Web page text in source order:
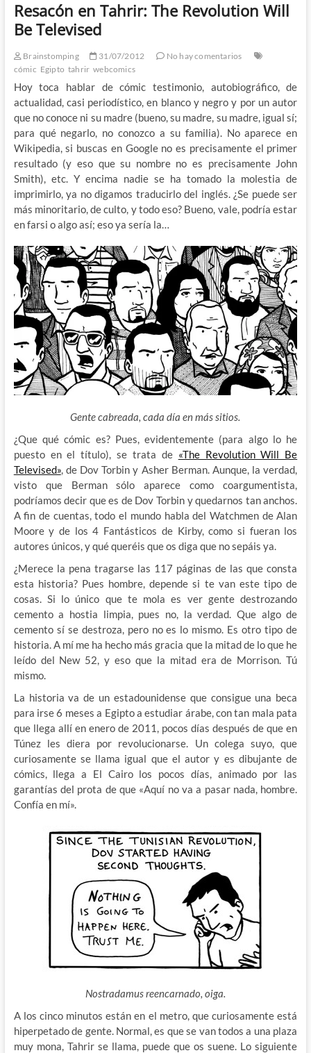
Resacón en Tahrir: The Revolution Will
Be Televised
Brainstomping 31/07/2012
No hay comentarios
cómic Egipto tahrir webcomics
Hoy toca hablar de cómic testimonio, autobiográfico, de
actualidad, casi periodístico, en blanco y negro y por un autor
que no conoce ni su madre (bueno, su madre, su madre, igual sí;
para qué negarlo, no conozco a su familia). No aparece en
Wikipedia, si buscas en Google no es precisamente el primer
resultado (y eso que su nombre no es precisamente John
Smith), etc. Y encima nadie se ha tomado la molestia de
imprimirlo, ya no digamos traducirlo del inglés. ¿Se puede ser
más minoritario, de culto, y todo eso? Bueno, vale, podría estar
en farsi o algo así; eso ya sería la…
Gente cabreada, cada día en más sitios.
¿Que qué cómic es? Pues, evidentemente (para algo lo he
puesto en el título), se trata de «The Revolution Will Be
Televised», de Dov Torbin y Asher Berman. Aunque, la verdad,
visto que Berman sólo aparece como coargumentista,
podríamos decir que es de Dov Torbin y quedarnos tan anchos.
A fin de cuentas, todo el mundo habla del Watchmen de Alan
Moore y de los 4 Fantásticos de Kirby, como si fueran los
autores únicos, y qué queréis que os diga que no sepáis ya.
¿Merece la pena tragarse las 117 páginas de las que consta
esta historia? Pues hombre, depende si te van este tipo de
cosas. Si lo único que te mola es ver gente destrozando
cemento a hostia limpia, pues no, la verdad. Que algo de
cemento sí se destroza, pero no es lo mismo. Es otro tipo de
historia. A mí me ha hecho más gracia que la mitad de lo que he
leído del New 52, y eso que la mitad era de Morrison. Tú
mismo.
La historia va de un estadounidense que consigue una beca
para irse 6 meses a Egipto a estudiar árabe, con tan mala pata
que llega allí en enero de 2011, pocos días después de que en
Túnez les diera por revolucionarse. Un colega suyo, que
curiosamente se llama igual que el autor y es dibujante de
cómics, llega a El Cairo los pocos días, animado por las
garantías del prota de que «Aquí no va a pasar nada, hombre.
Confía en mí».
Nostradamus reencarnado, oiga.
A los cinco minutos están en el metro, que curiosamente está
hiperpetado de gente. Normal, es que se van todos a una plaza
muy mona, Tahrir se llama, puede que os suene. Lo siguiente